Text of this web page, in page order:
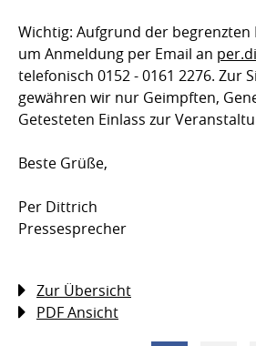
Wichtig: Aufgrund der begrenzten
um Anmeldung per Email an
telefonisch 0152 - 0161 2276. Zur
gewähren wir nur Geimpften,
Getesteten Einlass zur
Beste Grüße,
Per Dittrich
Pressesprecher
Zur Übersicht
PDF Ansicht